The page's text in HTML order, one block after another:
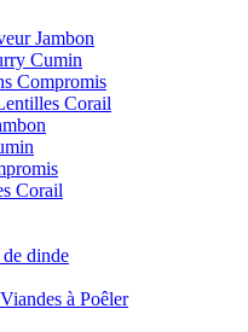
Jambon
Cumin
Compromis
Corail
Corail
dinde
à Poêler